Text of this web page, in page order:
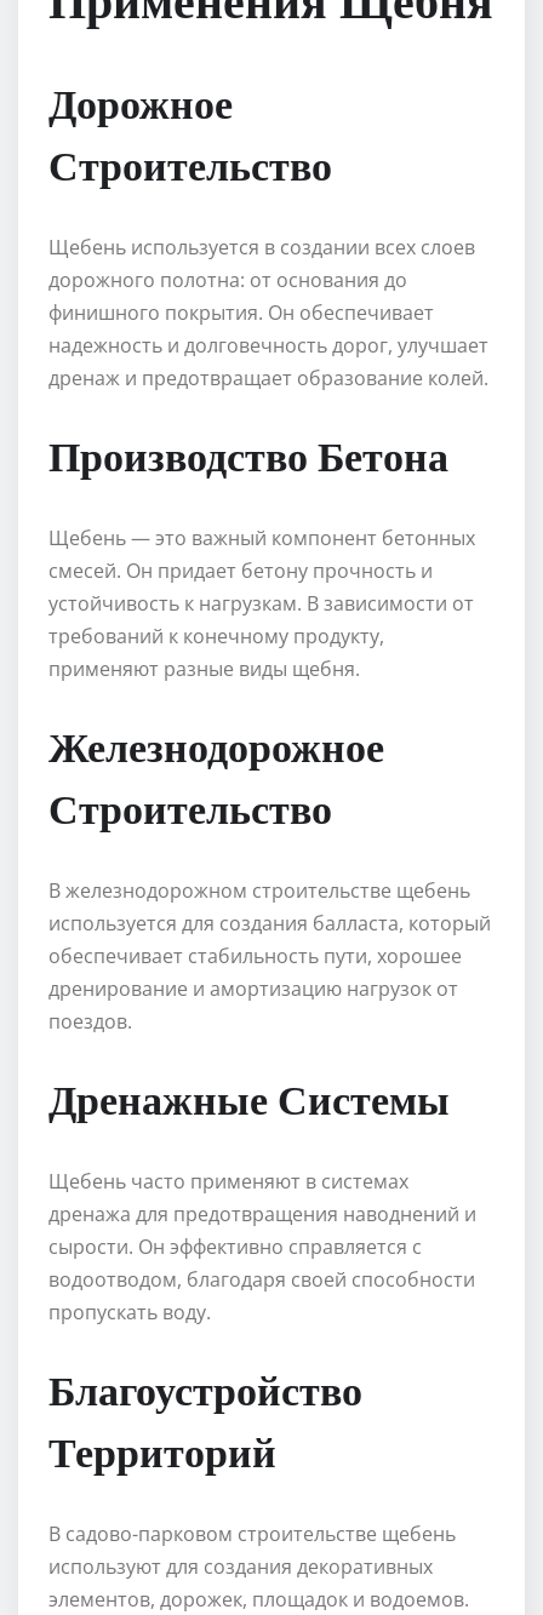
Дорожное
Строительство
Щебень используется в создании всех слоев
дорожного полотна: от основания до
финишного покрытия. Он обеспечивает
надежность и долговечность дорог, улучшает
дренаж и предотвращает образование колей.
Производство Бетона
Щебень — это важный компонент бетонных
смесей. Он придает бетону прочность и
устойчивость к нагрузкам. В зависимости от
требований к конечному продукту,
применяют разные виды щебня.
Железнодорожное
Строительство
В железнодорожном строительстве щебень
используется для создания балласта, который
обеспечивает стабильность пути, хорошее
дренирование и амортизацию нагрузок от
поездов.
Дренажные Системы
Щебень часто применяют в системах
дренажа для предотвращения наводнений и
сырости. Он эффективно справляется с
водоотводом, благодаря своей способности
пропускать воду.
Благоустройство
Территорий
В садово-парковом строительстве щебень
используют для создания декоративных
элементов, дорожек, площадок и водоемов.